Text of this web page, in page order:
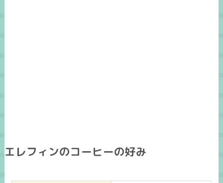
エレフィンのコーヒーの好み